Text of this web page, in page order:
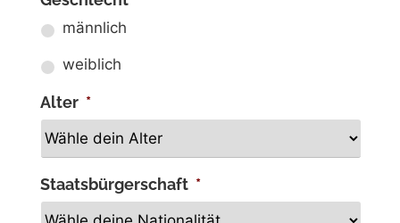
männlich
weiblich
Alter *
Staatsbürgerschaft *